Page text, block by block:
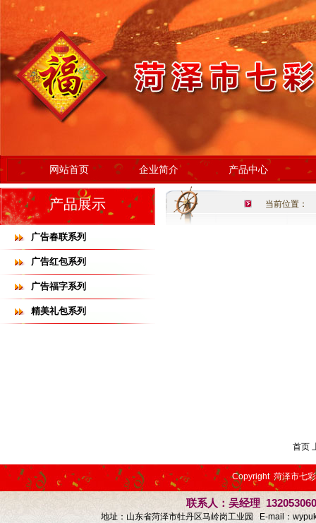
网站首页 企业简介 产品中心
产品展示
广告春联系列
广告红包系列
广告福字系列
精美礼包系列
当前位置：
首页
Copyright 菏泽市七
联系人：吴经理
地址：山东省菏泽市牡丹区马岭岗工业园 E-mail：